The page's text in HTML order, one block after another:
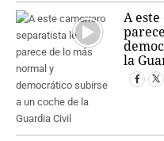
A
la